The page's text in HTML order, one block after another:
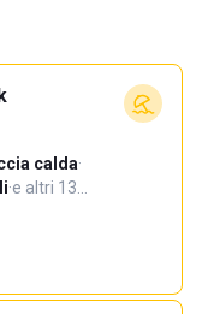
calda·
·e altri 13…